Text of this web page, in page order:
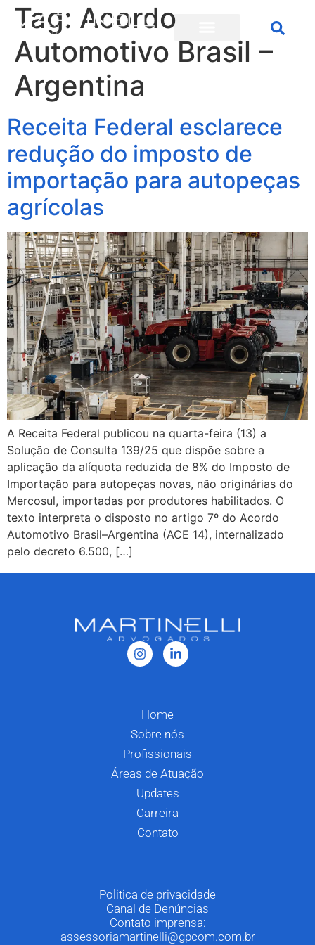
Tag: Acordo
Automotivo Brasil –
Argentina
Receita Federal esclarece
redução do imposto de
importação para autopeças
agrícolas
A Receita Federal publicou na quarta-feira (13) a
Solução de Consulta 139/25 que dispõe sobre a
aplicação da alíquota reduzida de 8% do Imposto de
Importação para autopeças novas, não originárias do
Mercosul, importadas por produtores habilitados. O
texto interpreta o disposto no artigo 7º do Acordo
Automotivo Brasil–Argentina (ACE 14), internalizado
pelo decreto 6.500, […]
Home
Sobre nós
Profissionais
Áreas de Atuação
Updates
Carreira
Contato
Politica de privacidade
Canal de Denúncias
Contato imprensa:
assessoriamartinelli@gpcom.com.br